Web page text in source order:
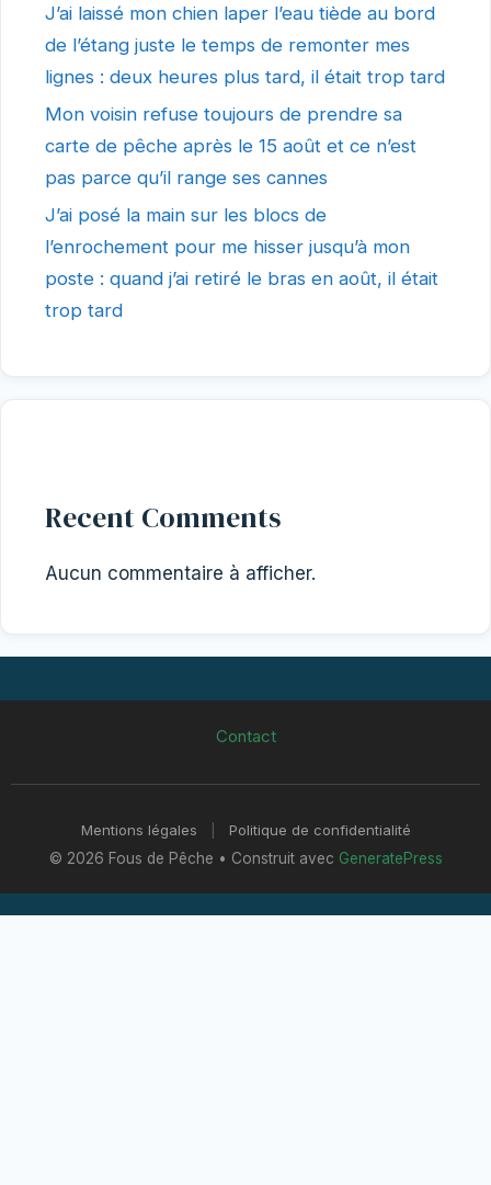
J’ai laissé mon chien laper l’eau tiède au bord
de l’étang juste le temps de remonter mes
lignes : deux heures plus tard, il était trop tard
Mon voisin refuse toujours de prendre sa
carte de pêche après le 15 août et ce n’est
pas parce qu’il range ses cannes
J’ai posé la main sur les blocs de
l’enrochement pour me hisser jusqu’à mon
poste : quand j’ai retiré le bras en août, il était
trop tard
Recent Comments
Aucun commentaire à afficher.
Contact
Mentions légales
Politique de confidentialité
© 2026 Fous de Pêche • Construit avec GeneratePress